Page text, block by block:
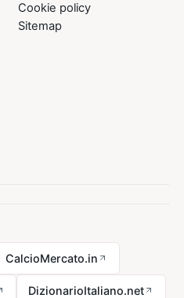
Cookie policy
Sitemap
CalcioMercato.in
DizionarioItaliano.net